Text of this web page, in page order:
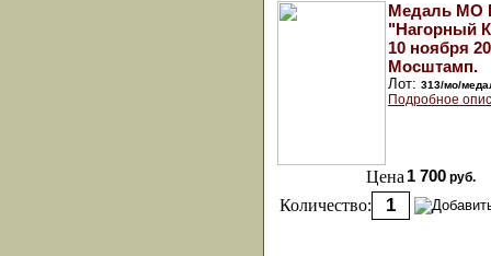
Медаль МО
"Нагорный
10 ноября
Мосштамп.
Лот: 313/мо/
Подробное
Цена 1 700 руб.
Количество: